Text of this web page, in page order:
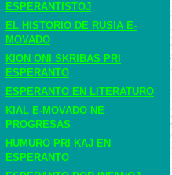
ESPERANTISTOJ
EL HISTORIO DE RUSIA E-
MOVADO
KION ONI SKRIBAS PRI
ESPERANTO
ESPERANTO EN LITERATURO
KIAL E-MOVADO NE
PROGRESAS
HUMURO PRI KAJ EN
ESPERANTO